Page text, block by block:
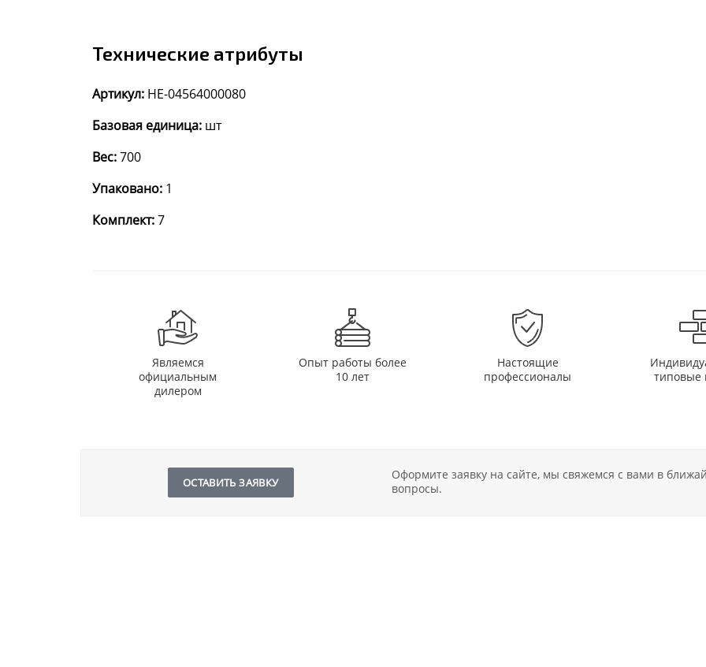
Технические атрибуты
Артикул: HE-04564000080
Базовая единица: шт
Вес:700
Упаковано: 1
Комплект:7
Являемся
официальным
дилером
Опыт работы более
10 лет
Настоящие
профессионалы
типовые
ОСТАВИТЬ ЗАЯВКУ
Оформите заявку на сайте, мы свяжемся с вами в
вопросы.